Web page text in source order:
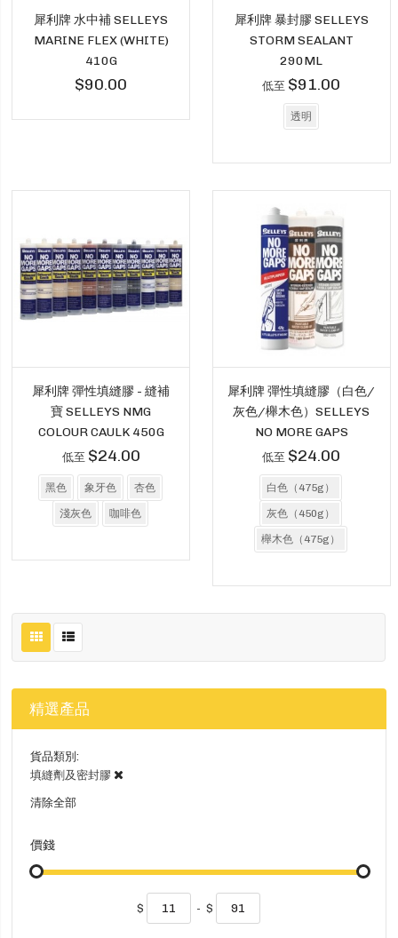
犀利牌 水中補 SELLEYS
MARINE FLEX (WHITE)
410G
$90.00
犀利牌 暴封膠 SELLEYS
STORM SEALANT
290ML
低至 $91.00
透明
犀利牌 彈性填縫膠 - 縫補
寶 SELLEYS NMG
COLOUR CAULK 450G
低至 $24.00
黑色 象牙色 杏色
淺灰色 咖啡色
犀利牌 彈性填縫膠（白色/
灰色/櫸木色）SELLEYS
NO MORE GAPS
低至 $24.00
白色（475g）
灰色（450g）
櫸木色（475g）
精選產品
貨品類別
填縫劑及密封膠
清除全部
價錢
$ - $